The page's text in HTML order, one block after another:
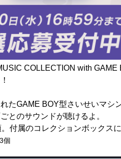
COLLECTION with
たGAME BOY型さいせいマシ
とのサウンドが聴けるよ。
付属のコレクションボックス
個